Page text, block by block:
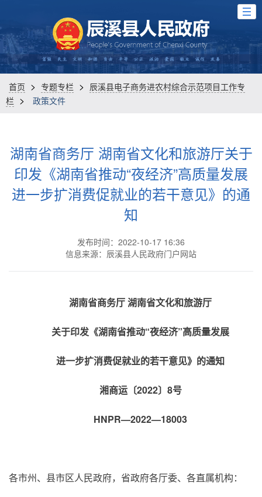
首页 > 专题专栏 > 辰溪县电子商务进农村综合示范项目工作专
栏 > 政策文件
湖南省商务厅 湖南省文化和旅游厅关于
印发《湖南省推动“夜经济”高质量发展
进一步扩消费促就业的若干意见》的通
知
发布时间：2022-10-17 16:36
信息来源：辰溪县人民政府门户网站
湖南省商务厅 湖南省文化和旅游厅
关于印发《湖南省推动“夜经济”高质量发展
进一步扩消费促就业的若干意见》的通知
湘商运〔2022〕8号
HNPR—2022—18003
各市州、县市区人民政府，省政府各厅委、各直属机构：